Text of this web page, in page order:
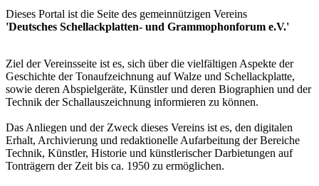
Dieses Portal ist die Seite des gemeinnützigen Vereins
'Deutsches Schellackplatten- und Grammophonforum e.V.'
Ziel der Vereinsseite ist es, sich über die vielfältigen Aspekte der
Geschichte der Tonaufzeichnung auf Walze und Schellackplatte,
sowie deren Abspielgeräte, Künstler und deren Biographien und der
Technik der Schallauszeichnung informieren zu können.
Das Anliegen und der Zweck dieses Vereins ist es, den digitalen
Erhalt, Archivierung und redaktionelle Aufarbeitung der Bereiche
Technik, Künstler, Historie und künstlerischer Darbietungen auf
Tonträgern der Zeit bis ca. 1950 zu ermöglichen.